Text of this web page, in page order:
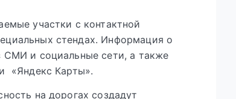
участки с контактной
стендах. Информация о
СМИ и социальные сети, а также
«Яндекс Карты».
на дорогах создадут